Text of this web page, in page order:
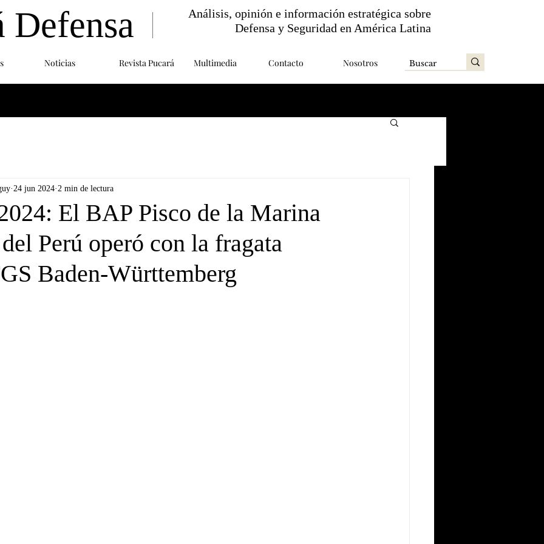
Noticias Revista Pucará Multimedia Contacto Nosotros
Defensa
Análisis, opinión e información estratégica sobre
Defensa y Seguridad en América Latina
El BAP Pisco de la Marina
Perú operó con la fragata
Baden-Württemberg
24 jun 2024 2 min de lectura